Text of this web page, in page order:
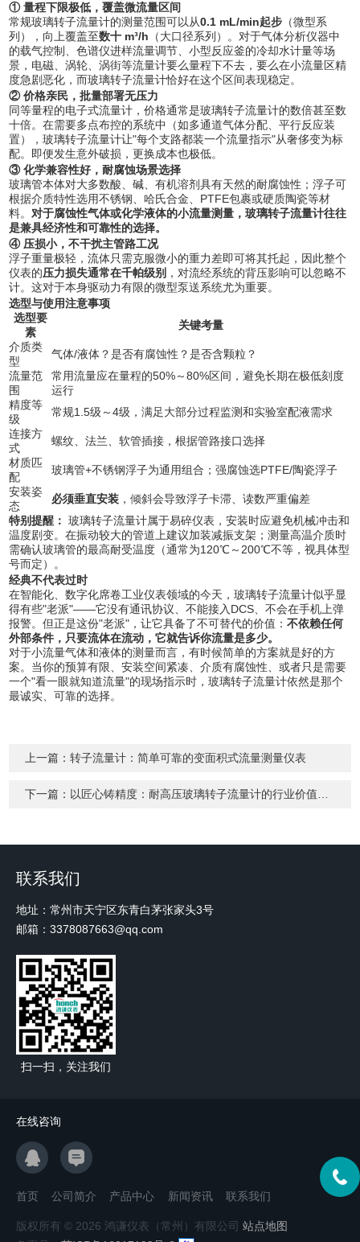
① 量程下限极低，覆盖微流量区间
常规玻璃转子流量计的测量范围可以从0.1 mL/min起步 （微型系
列），向上覆盖至数十 m³/h （大口径系列）。对于气体分析仪器中
的载气控制、色谱仪进样流量调节、小型反应釜的冷却水计量等场
景，电磁、涡轮、涡街等流量计要么量程下不去，要么在小流量区精
度急剧恶化，而玻璃转子流量计恰好在这个区间表现稳定。
② 价格亲民，批量部署无压力
同等量程的电子式流量计，价格通常是玻璃转子流量计的数倍甚至数
十倍。在需要多点布控的系统中（如多通道气体分配、平行反应装
置），玻璃转子流量计让"每个支路都装一个流量指示"从奢侈变为标
配。即便发生意外破损，更换成本也极低。
③ 化学兼容性好，耐腐蚀场景选择
玻璃管本体对大多数酸、碱、有机溶剂具有天然的耐腐蚀性；浮子可
根据介质特性选用不锈钢、哈氏合金、PTFE包裹或硬质陶瓷等材
料。 对于腐蚀性气体或化学液体的小流量测量，玻璃转子流量计往往
是兼具经济性和可靠性的选择。
④ 压损小，不干扰主管路工况
浮子重量极轻，流体只需克服微小的重力差即可将其托起，因此整个
仪表的压力损失通常在千帕级别 ，对流经系统的背压影响可以忽略不
计。这对于本身驱动力有限的微型泵送系统尤为重要。
选型与使用注意事项
选型要
素
关键考量
介质类
型
气体/液体？是否有腐蚀性？是否含颗粒？
流量范
围
常用流量应在量程的50%～80%区间，避免长期在极低刻度
运行
精度等
级
常规1.5级～4级，满足大部分过程监测和实验室配液需求
连接方
式
螺纹、法兰、软管插接，根据管路接口选择
材质匹
配
玻璃管+不锈钢浮子为通用组合；强腐蚀选PTFE/陶瓷浮子
安装姿
态
必须垂直安装 ，倾斜会导致浮子卡滞、读数严重偏差
特别提醒： ​ 玻璃转子流量计属于易碎仪表，安装时应避免机械冲击和
温度剧变。在振动较大的管道上建议加装减振支架；测量高温介质时
需确认玻璃管的最高耐受温度（通常为120℃～200℃不等，视具体型
号而定）。
经典不代表过时
在智能化、数字化席卷工业仪表领域的今天，玻璃转子流量计似乎显
得有些"老派"——它没有通讯协议、不能接入DCS、不会在手机上弹
报警。但正是这份"老派"，让它具备了不可替代的价值：不依赖任何
外部条件，只要流体在流动，它就告诉你流量是多少。
对于小流量气体和液体的测量而言，有时候简单的方案就是好的方
案。当你的预算有限、安装空间紧凑、介质有腐蚀性、或者只是需要
一个"看一眼就知道流量"的现场指示时，玻璃转子流量计依然是那个
最诚实、可靠的选择。
上一篇：转子流量计：简单可靠的变面积式流量测量仪表
下一篇： 以匠心铸精度：耐高压玻璃转子流量计的行业价值与鸿谦实践
联系我们
地址：常州市天宁区东青白茅张家头3号
邮箱：3378087663@qq.com
扫一扫，关注我们
在线咨询
首页 公司简介 产品中心 新闻资讯 联系我们
版权所有 © 2026 鸿谦仪表（常州）有限公司 站点地图